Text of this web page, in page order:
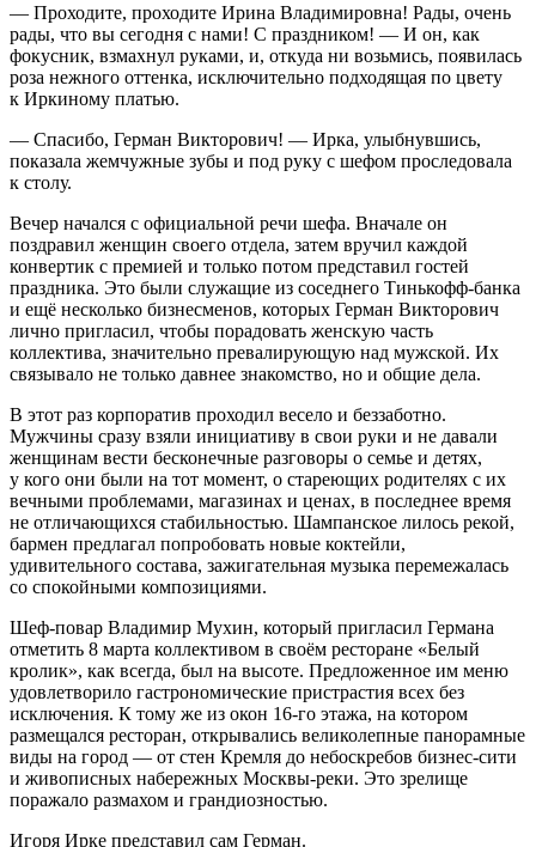
— Проходите, проходите Ирина Владимировна! Рады, очень
рады, что вы сегодня с нами! С праздником! — И он, как
фокусник, взмахнул руками, и, откуда ни возьмись, появилась
роза нежного оттенка, исключительно подходящая по цвету
к Иркиному платью.
— Спасибо, Герман Викторович! — Ирка, улыбнувшись,
показала жемчужные зубы и под руку с шефом проследовала
к столу.
Вечер начался с официальной речи шефа. Вначале он
поздравил женщин своего отдела, затем вручил каждой
конвертик с премией и только потом представил гостей
праздника. Это были служащие из соседнего Тинькофф-банка
и ещё несколько бизнесменов, которых Герман Викторович
лично пригласил, чтобы порадовать женскую часть
коллектива, значительно превалирующую над мужской. Их
связывало не только давнее знакомство, но и общие дела.
В этот раз корпоратив проходил весело и беззаботно.
Мужчины сразу взяли инициативу в свои руки и не давали
женщинам вести бесконечные разговоры о семье и детях,
у кого они были на тот момент, о стареющих родителях с их
вечными проблемами, магазинах и ценах, в последнее время
не отличающихся стабильностью. Шампанское лилось рекой,
бармен предлагал попробовать новые коктейли,
удивительного состава, зажигательная музыка перемежалась
со спокойными композициями.
Шеф-повар Владимир Мухин, который пригласил Германа
отметить 8 марта коллективом в своём ресторане «Белый
кролик», как всегда, был на высоте. Предложенное им меню
удовлетворило гастрономические пристрастия всех без
исключения. К тому же из окон 16-го этажа, на котором
размещался ресторан, открывались великолепные панорамные
виды на город — от стен Кремля до небоскребов бизнес-сити
и живописных набережных Москвы-реки. Это зрелище
поражало размахом и грандиозностью.
Игоря Ирке представил сам Герман.